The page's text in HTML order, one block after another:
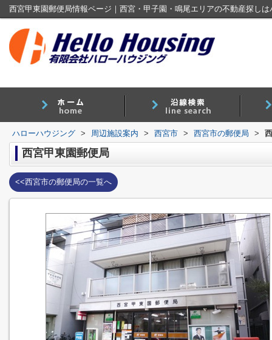
西宮甲東園郵便局情報ページ｜西宮・甲子園・鳴尾エリアの不動産探し
ハローハウジング > 周辺施設案内 > 西宮市 > 西宮市の郵便局 >
西宮甲東園郵便局
<<西宮市の郵便局の一覧へ